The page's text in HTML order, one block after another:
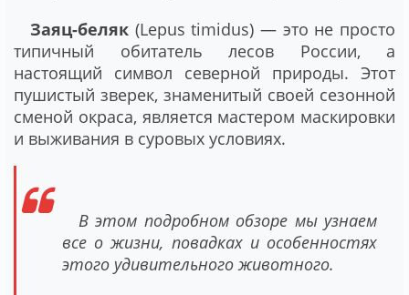
Заяц-беляк (Lepus timidus) — это не просто
типичный обитатель лесов России, а
настоящий символ северной природы. Этот
пушистый зверек, знаменитый своей сезонной
сменой окраса, является мастером маскировки
и выживания в суровых условиях.
В этом подробном обзоре мы узнаем
все о жизни, повадках и особенностях
этого удивительного животного.